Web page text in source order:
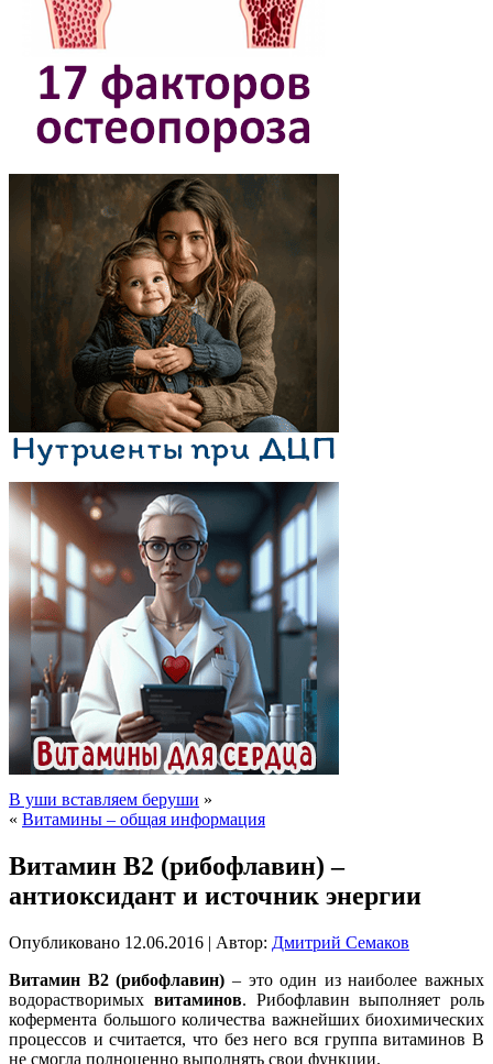
В уши вставляем беруши »
« Витамины – общая информация
Витамин В2 (рибофлавин) –
антиоксидант и источник энергии
Опубликовано 12.06.2016 | Автор: Дмитрий Семаков
Витамин В2 (рибофлавин) – это один из наиболее важных
водорастворимых витаминов. Рибофлавин выполняет роль
кофермента большого количества важнейших биохимических
процессов и считается, что без него вся группа витаминов В
не смогла полноценно выполнять свои функции.